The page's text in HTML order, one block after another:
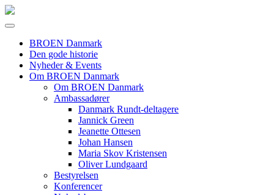
BROEN Danmark
Den gode historie
Nyheder & Events
Om BROEN Danmark
Om BROEN Danmark
Ambassadører
Danmark Rundt-deltagere
Jannick Green
Jeanette Ottesen
Johan Hansen
Maria Skov Kristensen
Oliver Lundgaard
Bestyrelsen
Konferencer